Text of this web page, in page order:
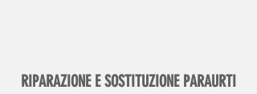
RIPARAZIONE E SOSTITUZIONE PARAURTI